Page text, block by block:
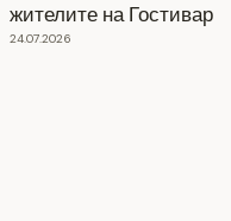
жителите на Гостивар
24.07.2026